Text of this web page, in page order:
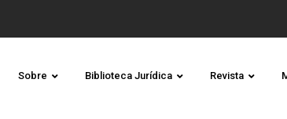
Sobre Biblioteca Jurídica Revista